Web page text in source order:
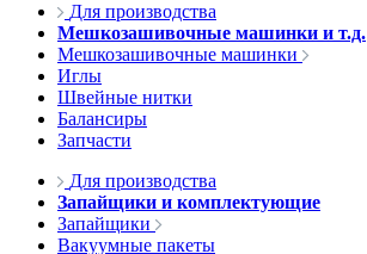
Для производства
Мешкозашивочные машинки и т.д.
Мешкозашивочные машинки
Иглы
Швейные нитки
Балансиры
Запчасти
Для производства
Запайщики и комплектующие
Запайщики
Вакуумные пакеты